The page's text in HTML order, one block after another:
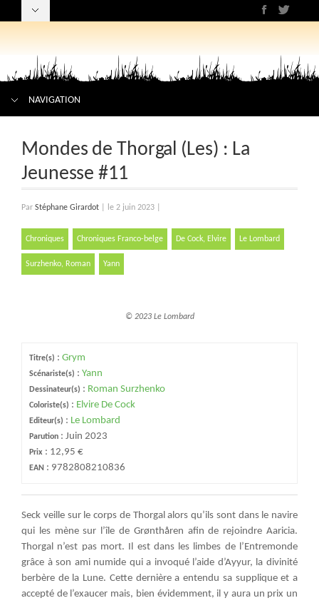
NAVIGATION
Mondes de Thorgal (Les) : La
Jeunesse #11
Par Stéphane Girardot le 2 juin 2023
Chroniques Chroniques Franco-belge De Cock, Elvire Le Lombard
Surzhenko, Roman Yann
© 2023 Le Lombard
Titre(s) : Grym
Scénariste(s) : Yann
Dessinateur(s) : Roman Surzhenko
Coloriste(s) : Elvire De Cock
Editeur(s) : Le Lombard
Parution : Juin 2023
Prix : 12,95 €
EAN : 9782808210836
Seck veille sur le corps de Thorgal alors qu’ils sont dans le navire
qui les mène sur l’île de Grønthåren afin de rejoindre Aaricia.
Thorgal n’est pas mort. Il est dans les limbes de l’Entremonde
grâce à son ami numide qui a invoqué l’aide d’Ayyur, la divinité
berbère de la Lune. Cette dernière a entendu sa supplique et a
accepté de l’exaucer mais, bien évidemment, il y aura un prix un